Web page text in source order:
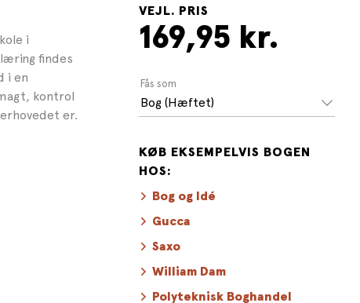
i
findes
i en
kontrol
er.
VEJL. PRIS
169,95 kr.
Fås som
Bog (Hæftet)
KØB EKSEMPELVIS BOGEN
HOS:
Bog og Idé
Gucca
Saxo
William Dam
Polyteknisk Boghandel